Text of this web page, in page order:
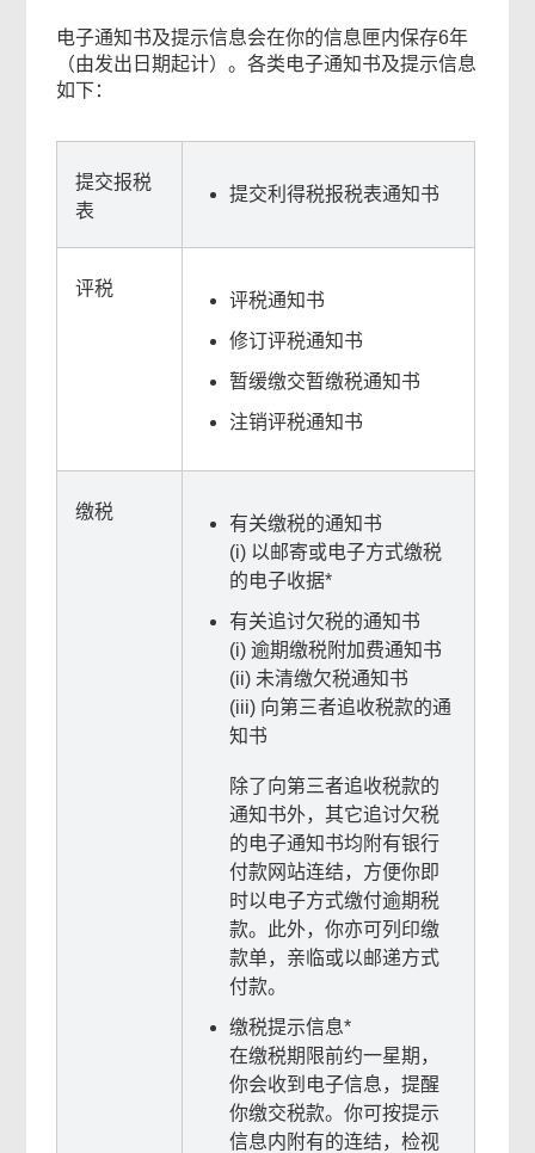
电子通知书及提示信息会在你的信息匣内保存6年
（由发出日期起计）。各类电子通知书及提示信息
如下：
提交报税
表
提交利得税报税表通知书
评税
评税通知书
修订评税通知书
暂缓缴交暂缴税通知书
注销评税通知书
缴税
有关缴税的通知书
(i) 以邮寄或电子方式缴税
的电子收据*
有关追讨欠税的通知书
(i) 逾期缴税附加费通知书
(ii) 未清缴欠税通知书
(iii) 向第三者追收税款的通
知书
除了向第三者追收税款的
通知书外，其它追讨欠税
的电子通知书均附有银行
付款网站连结，方便你即
时以电子方式缴付逾期税
款。此外，你亦可列印缴
款单，亲临或以邮递方式
付款。
缴税提示信息*
在缴税期限前约一星期，
你会收到电子信息，提醒
你缴交税款。你可按提示
信息内附有的连结，检视